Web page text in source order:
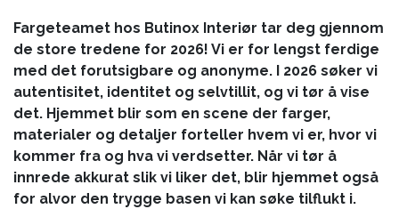
Fargeteamet hos Butinox Interiør tar deg gjennom
de store tredene for 2026! Vi er for lengst ferdige
med det forutsigbare og anonyme. I 2026 søker vi
autentisitet, identitet og selvtillit, og vi tør å vise
det. Hjemmet blir som en scene der farger,
materialer og detaljer forteller hvem vi er, hvor vi
kommer fra og hva vi verdsetter. Når vi tør å
innrede akkurat slik vi liker det, blir hjemmet også
for alvor den trygge basen vi kan søke tilflukt i.